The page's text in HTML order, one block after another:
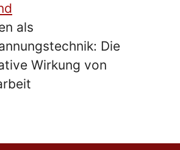
als
Die
Wirkung von